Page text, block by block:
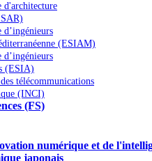
d'architecture
d’ingénieurs
(ESIAM)
d’ingénieurs
(ESIA)
télécommunications
(INCI)
(FS)
numérique et de
japonais